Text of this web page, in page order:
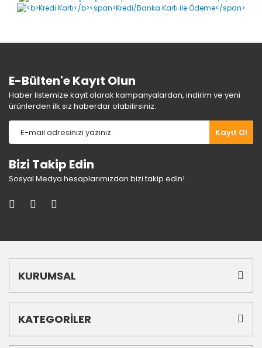
Ürün bilgilerinde hatalar bulunuyor.
E-Bülten'e Kayıt Olun
Haber listemize kayıt olarak kampanyalardan, indirim ve yeni
ürünlerden ilk siz haberdar olabilirsiniz.
Kayıt Ol
Bizi Takip Edin
Sosyal Medya hesaplarımızdan bizi takip edin!
KURUMSAL
KATEGORİLER